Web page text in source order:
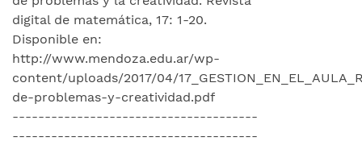
digital de matemática, 17: 1-20.
Disponible en:
http://www.mendoza.edu.ar/wp-
content/uploads/2017/04/
de-problemas-y-creatividad.pdf
--------------------------------------
--------------------------------------